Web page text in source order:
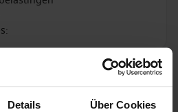
Details Über Cookies